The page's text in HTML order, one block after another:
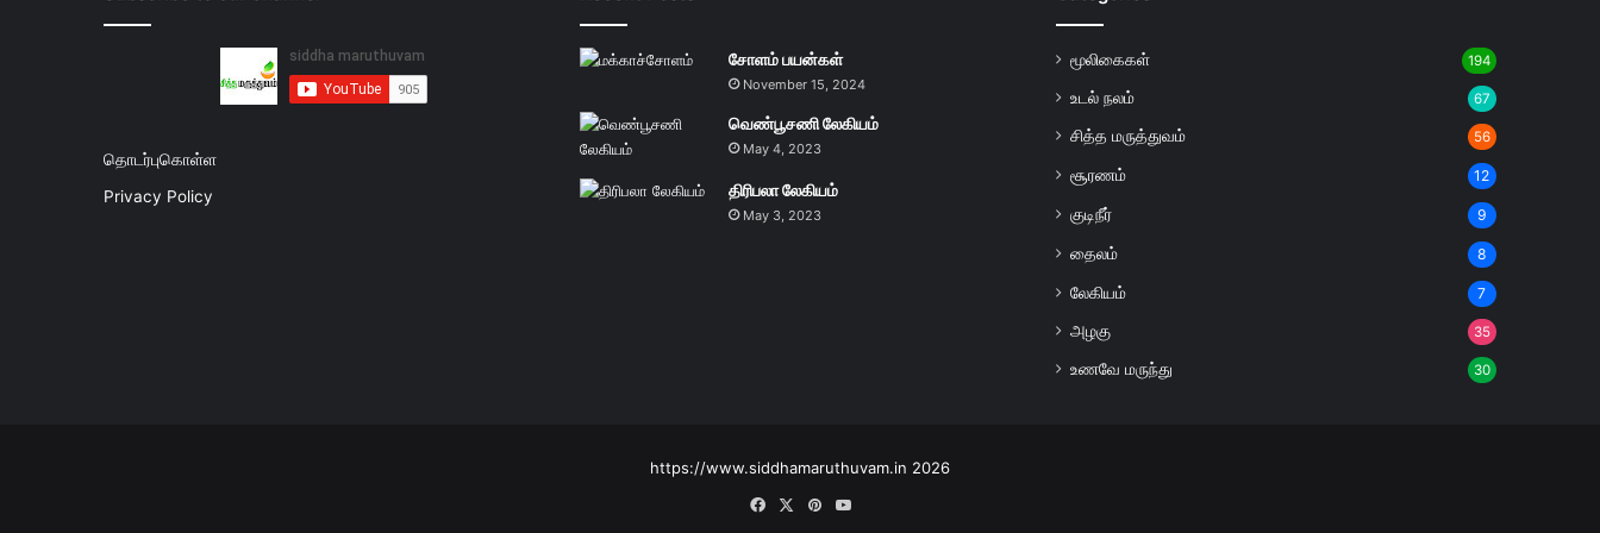
தொடர்புகொள்ள
Privacy Policy
சோளம் பயன்கள்
November 15, 2024
வெண்பூசணி லேகியம்
May 4, 2023
திரிபலா லேகியம்
May 3, 2023
மூலிகைகள் 194
உடல் நலம் 67
சித்த மருத்துவம் 56
சூரணம் 12
குடிநீர் 9
தைலம் 8
லேகியம் 7
அழகு 35
உணவே மருந்து 30
https://www.siddhamaruthuvam.in 2026
FacebookPinterestYouTube